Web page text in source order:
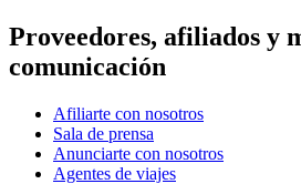
Proveedores, afiliados y
comunicación
Afiliarte con nosotros
Sala de prensa
Anunciarte con nosotros
Agentes de viajes